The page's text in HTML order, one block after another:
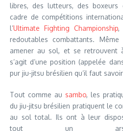
libres, des lutteurs, des
cadre de compétitions
l’Ultimate Fighting Championship,
redoutables combattants.
amener au sol, et se retrouvent
s’agit d’une position (appelée
pur jiu-jitsu brésilien qu’il faut
Tout comme au sambo, les
du jiu-jitsu brésilien pratiquent le
au sol total. Ils ont à leur
tout un